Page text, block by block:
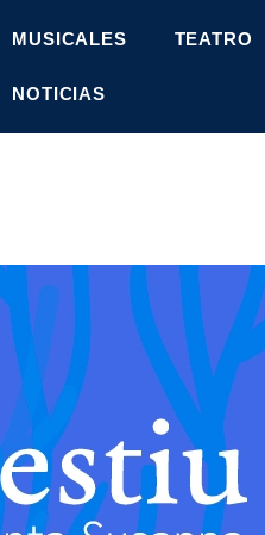
MUSICALES TEATRO
NOTICIAS